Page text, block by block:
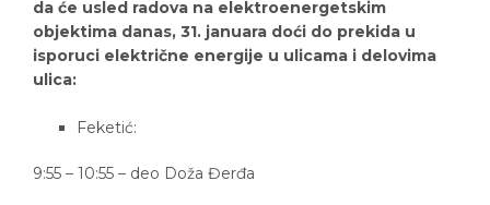
da će usled radova na elektroenergetskim
objektima danas, 31. januara doći do prekida u
isporuci električne energije u ulicama i delovima
ulica:
Feketić:
9:55 – 10:55 – deo Doža Đerđa